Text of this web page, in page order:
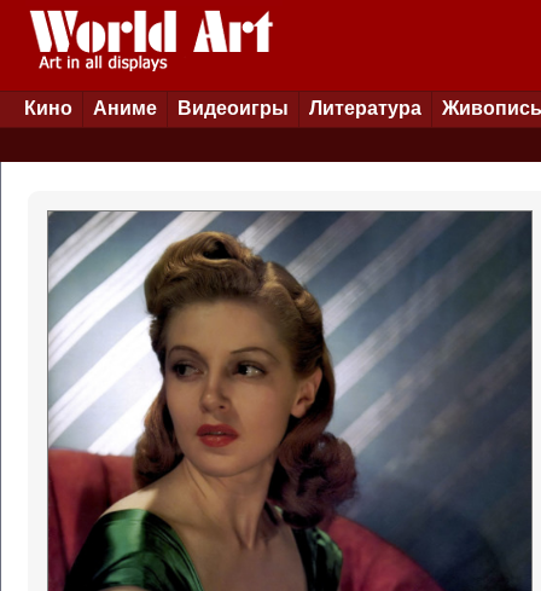
Кино Аниме Видеоигры Литература Живопись